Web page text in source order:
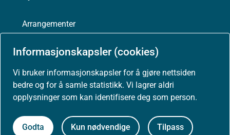
Informasjonskapsler (cookies)
Vi bruker informasjonskapsler for å gjøre nettsiden
bedre og for å samle statistikk. Vi lagrer aldri
opplysninger som kan identifisere deg som person.
Godta Kun nødvendige Tilpass
Arrangementer
Høringer
Presse